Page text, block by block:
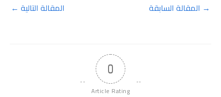
→ المقالة السابقة المقالة التالية ←
0
Article Rating